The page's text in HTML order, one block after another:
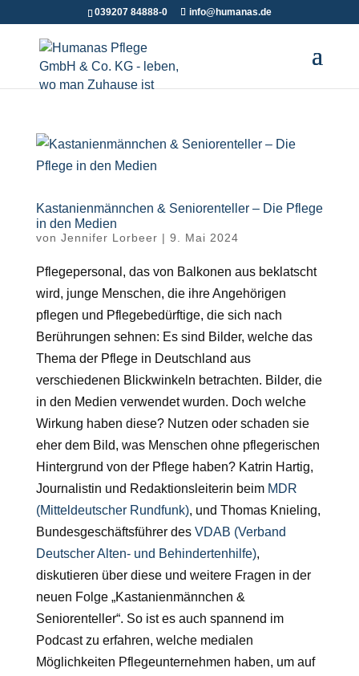
039207 84888-0 info@humanas.de
Kastanienmännchen & Seniorenteller – Die Pflege
in den Medien
von Jennifer Lorbeer | 9. Mai 2024
Pflegepersonal, das von Balkonen aus beklatscht
wird, junge Menschen, die ihre Angehörigen
pflegen und Pflegebedürftige, die sich nach
Berührungen sehnen: Es sind Bilder, welche das
Thema der Pflege in Deutschland aus
verschiedenen Blickwinkeln betrachten. Bilder, die
in den Medien verwendet wurden. Doch welche
Wirkung haben diese? Nutzen oder schaden sie
eher dem Bild, was Menschen ohne pflegerischen
Hintergrund von der Pflege haben? Katrin Hartig,
Journalistin und Redaktionsleiterin beim MDR
(Mitteldeutscher Rundfunk), und Thomas Knieling,
Bundesgeschäftsführer des VDAB (Verband
Deutscher Alten- und Behindertenhilfe),
diskutieren über diese und weitere Fragen in der
neuen Folge „Kastanienmännchen &
Seniorenteller“. So ist es auch spannend im
Podcast zu erfahren, welche medialen
Möglichkeiten Pflegeunternehmen haben, um auf